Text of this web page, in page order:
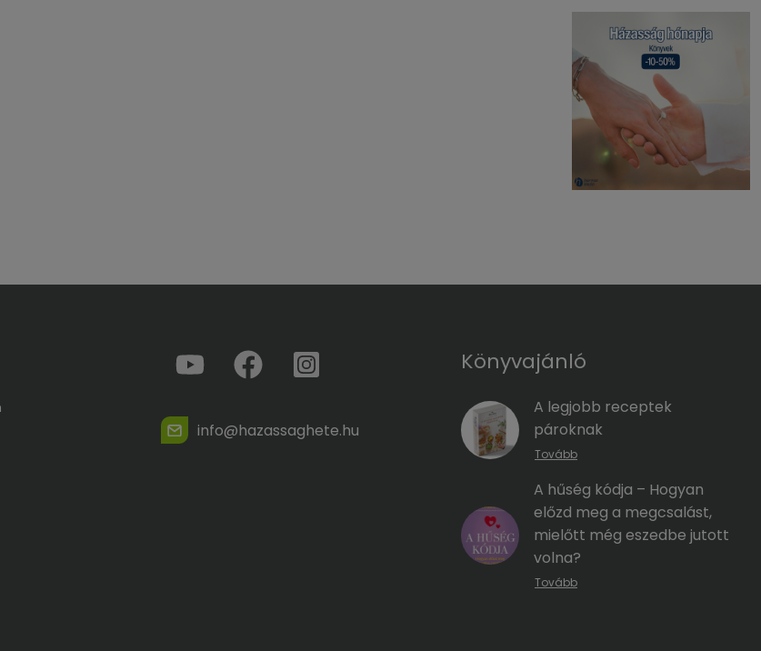
info@hazassaghete.hu
Könyvajánló
A legjobb receptek
pároknak
Tovább
A hűség kódja – Hogyan
előzd meg a megcsalást,
mielőtt még eszedbe jutott
volna?
Tovább